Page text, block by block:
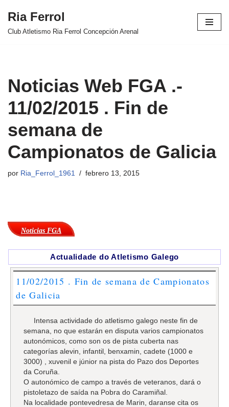
Saltar
Ria Ferrol
Club Atletismo Ria Ferrol Concepción Arenal
Noticias Web FGA .-
11/02/2015 . Fin de
semana de
Campionatos de Galicia
por Ria_Ferrol_1961 febrero 13, 2015
Noticias FGA
Actualidade do Atletismo Galego
11/02/2015 . Fin de semana de Campionatos
de Galicia
Intensa actividade do atletismo galego neste fin de
semana, no que estarán en disputa varios campionatos
autonómicos, como son os de pista cuberta nas
categorías alevin, infantil, benxamin, cadete (1000 e
3000) , xuvenil e júnior na pista do Pazo dos Deportes
da Coruña.
O autonómico de campo a través de veteranos, dará o
pistoletazo de saída na Pobra do Caramiñal.
Na localidade pontevedresa de Marin, daranse cita os